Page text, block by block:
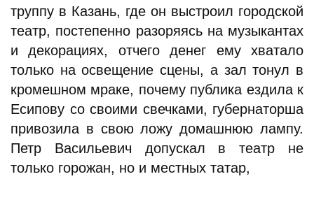
труппу в Казань, где он выстроил городской
театр, постепенно разоряясь на музыкантах
и декорациях, отчего денег ему хватало
только на освещение сцены, а зал тонул в
кромешном мраке, почему публика ездила к
Есипову со своими свечками, губернаторша
привозила в свою ложу домашнюю лампу.
Петр Васильевич допускал в театр не
только горожан, но и местных татар,